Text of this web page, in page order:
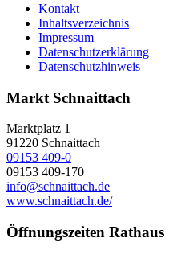
Kontakt
Inhaltsverzeichnis
Impressum
Datenschutzerklärung
Datenschutzhinweis
Markt Schnaittach
Marktplatz 1
91220 Schnaittach
09153 409-0
09153 409-170
info@schnaittach.de
www.schnaittach.de/
Öffnungszeiten Rathaus